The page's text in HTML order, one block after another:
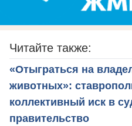
Читайте также:
«Отыграться на
животных»:
коллективный иск в
правительство